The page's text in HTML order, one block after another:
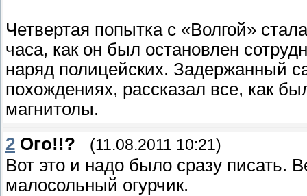
Четвертая попытка с «Волгой»
часа, как он был остановлен
наряд полицейских. Задержанный
похождениях, рассказал все, как
магнитолы.
2 Ого!!? (11.08.2011 10:21)
Вот это и надо было сразу писать.
малосольный огурчик.